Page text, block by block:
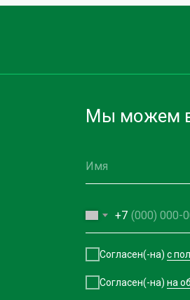
Мы можем
+7
Согласен(-на) с
Согласен(-на) на